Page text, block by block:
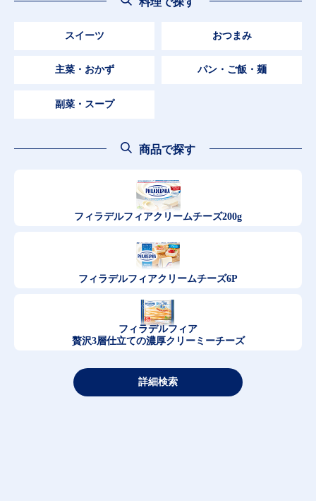
スイーツ おつまみ
主菜・おかず パン・ご飯・麺
副菜・スープ
商品で探す
フィラデルフィアクリームチーズ200g
フィラデルフィアクリームチーズ6P
フィラデルフィア
贅沢3層仕立ての濃厚クリーミーチーズ
詳細検索